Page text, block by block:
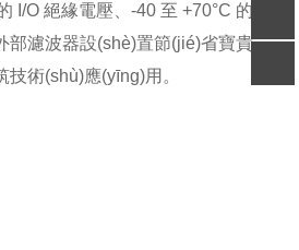
I/O 絕緣電壓、-40至+70°C 的
部濾波器設(shè)置節(jié)省寶貴
技術(shù)應(yīng)用。